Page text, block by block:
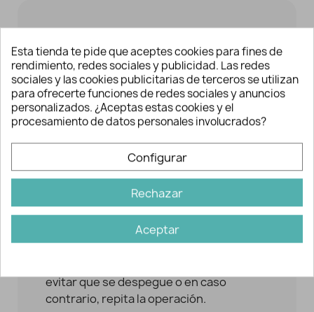
- Aplicar la plancha caliente al máximo de
temperatura que permita el tejido o
prenda a customizar / arreglar.
- No aplicar vapor. Se recomienda
interponer un trapo de algodón sobre el
parche para evitar mancharlo o
quemarlo.
- Ejerza presión alrededor de unos 30
segundos.
- Compruebe que los bordes del parche
evitar que se despegue o en caso
contrario, repita la operación.
Esta tienda te pide que aceptes cookies para fines de
rendimiento, redes sociales y publicidad. Las redes
sociales y las cookies publicitarias de terceros se utilizan
para ofrecerte funciones de redes sociales y anuncios
personalizados. ¿Aceptas estas cookies y el
procesamiento de datos personales involucrados?
Configurar
Rechazar
Aceptar